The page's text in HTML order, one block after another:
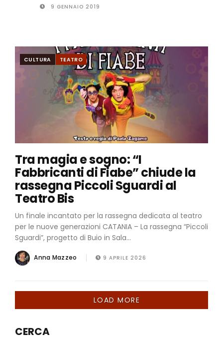
9 GENNAIO 2019
CULTURA TEATRO
Tra magia e sogno: “I
Fabbricanti di Fiabe” chiude la
rassegna Piccoli Sguardi al
Teatro Bis
Un finale incantato per la rassegna dedicata al teatro
per le nuove generazioni CATANIA – La rassegna “Piccoli
Sguardi”, progetto di Buio in Sala...
Anna Mazzeo 9 APRILE 2026
LOAD MORE
CERCA